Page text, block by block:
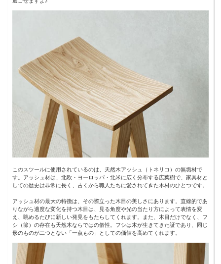
このスツールに使用されているのは、天然木アッシュ（トネリコ）の無垢材で
す。アッシュ材は、北欧・ヨーロッパ・北米に広く分布する広葉樹で、家具材と
しての歴史は非常に長く、古くから職人たちに愛されてきた木材のひとつです。
アッシュ材の最大の特徴は、その際立った木目の美しさにあります。直線的であ
りながら適度な変化を持つ木目は、見る角度や光の当たり方によって表情を変
え、眺めるたびに新しい発見をもたらしてくれます。また、木目だけでなく、フ
シ（節）の存在も天然木ならではの個性。フシは木が生きてきた証であり、同じ
形のものが二つとない「一点もの」としての価値を高めてくれます。